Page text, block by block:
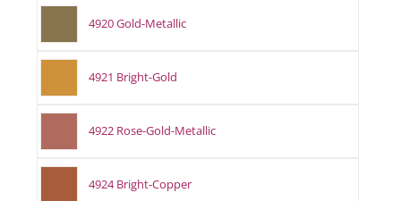
4920 Gold-Metallic
4921 Bright-Gold
4922 Rose-Gold-Metallic
4924 Bright-Copper